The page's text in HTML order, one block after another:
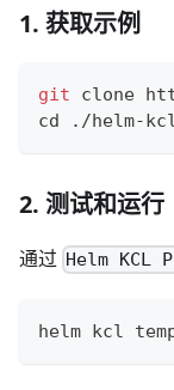
1. 获取示例
git clone
cd ./helm-
2. 测试和运行
通过 Helm KCL
helm kcl